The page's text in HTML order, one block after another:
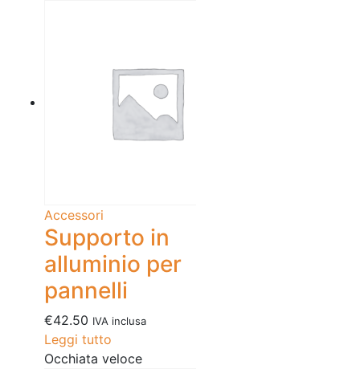
Accessori
Supporto in
alluminio per
pannelli
€42.50 IVA inclusa
Leggi tutto
Occhiata veloce